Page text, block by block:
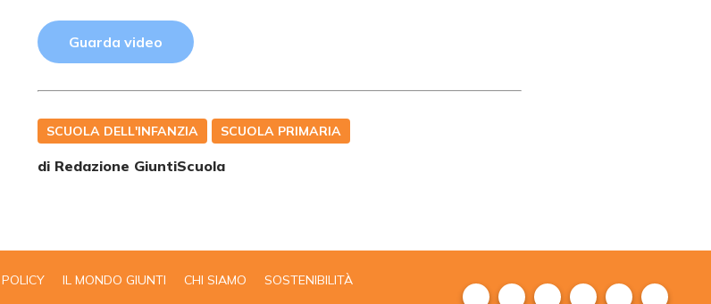
Guarda video
SCUOLA DELL'INFANZIA SCUOLA PRIMARIA
di Redazione GiuntiScuola
IL MONDO GIUNTI CHI SIAMO SOSTENIBILITÀ